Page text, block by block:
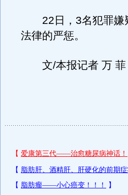
22日，3名犯罪嫌
法律的严惩。
文/本报记者 万 菲